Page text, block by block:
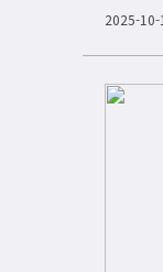
2025-